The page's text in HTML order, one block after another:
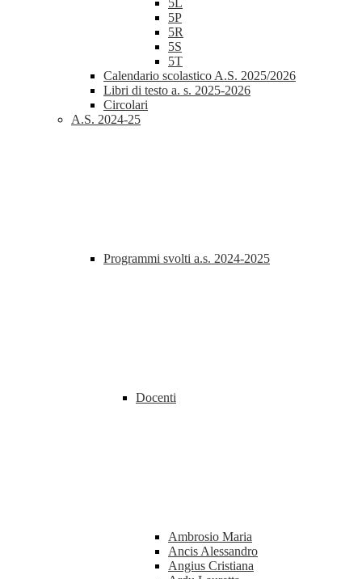
5L
5P
5R
5S
5T
Calendario scolastico A.S. 2025/2026
Libri di testo a. s. 2025-2026
Circolari
A.S. 2024-25
Programmi svolti a.s. 2024-2025
Docenti
Ambrosio Maria
Ancis Alessandro
Angius Cristiana